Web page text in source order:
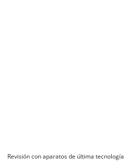
Revisión con aparatos de última tecnología